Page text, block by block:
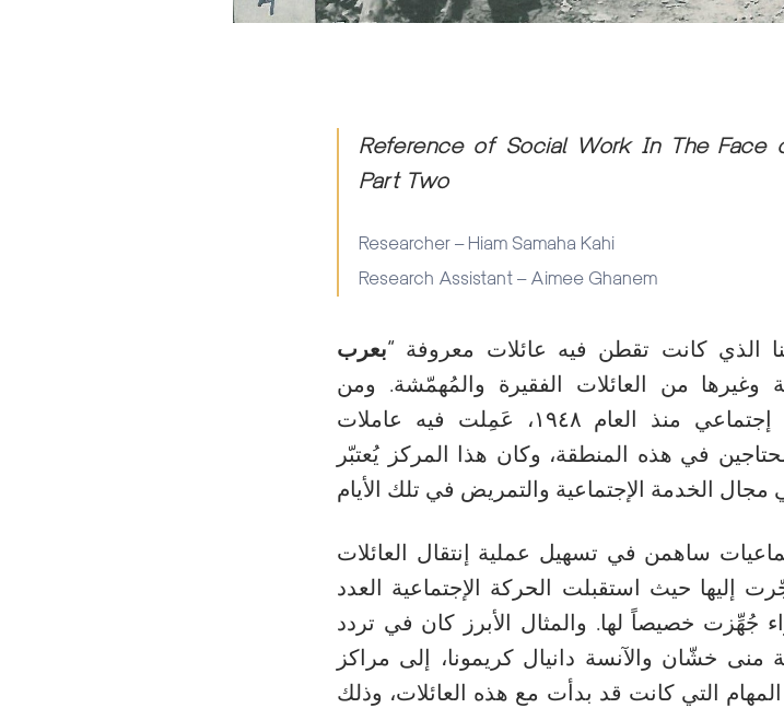
Reference of Social Work In The Face
Part Two
Researcher – Hiam Samaha Kahi
Research Assistant – Aimee Ghanem
بعرب
وغيرها من العائلات الفقيرة والمُهمّشة. ومن
المعروف أنه كان هناك مركز صحي إجتماعي منذ العام ۱۹٤۸، عَمِلت فيه عاملات
في هذه المنطقة، وكان هذا المركز يُعتبّر
ساهمن في تسهيل عملية إنتقال العائلات
إليها حيث استقبلت الحركة الإجتماعية العدد
جُهِّزت خصيصاً لها. والمثال الأبرز كان في تردد
منى خشّان والآنسة دانيال كريمونا، إلى مراكز
التي كانت قد بدأت مع هذه العائلات، وذلك